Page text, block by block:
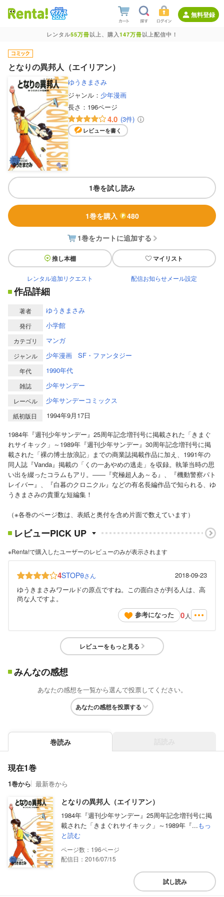
無料登録
レンタル55万冊以上、購入147万冊以上配信中！
となりの異邦人（エイリアン）
ゆうきまさみ
ジャンル： 少年漫画
長さ： 196ページ
4.0 (3件)
レビューを書く
1巻を試し読み
1巻を購入 480
1巻をカートに追加する
推し本棚 マイリスト
レンタル追加リクエスト 配信お知らせメール設定
作品詳細
著者 ゆうきまさみ
発行 小学館
カテゴリ マンガ
ジャンル 少年漫画 SF・ファンタジー
年代 1990年代
雑誌 少年サンデー
レーベル 少年サンデーコミックス
紙初版日
1994年9月17日
1984年『週刊少年サンデー』25周年記念増刊号に掲載された「きまぐ
れサイキック」～1989年『週刊少年サンデー』30周年記念増刊号に掲
載された「裸の博士放浪記」までの商業誌掲載作品に加え、1991年の
同人誌『Vanda』掲載の「くの一あやめの逃走」を収録。執筆当時の思
い出を綴ったコラムもアリ。――『究極超人あ～る』、『機動警察パト
レイバー』、『白暮のクロニクル』などの有名長編作品で知られる、ゆ
うきまさみの貴重な短編集！
（※各巻のページ数は、表紙と奥付を含め片面で数えています）
レビューPICK UP
※Renta!で購入したユーザーのレビューのみが表示されます
4STOPθさん
2018-09-23
ゆうきまさみワールドの原点ですね。この面白さが判る人は、高
尚な人ですよ。
参考になった
0 人
レビューをもっと見る
みんなの感想
あなたの感想を一覧から選んで投票してください。
あなたの感想を投票する
巻読み
現在1巻
1巻から 最新巻から
となりの異邦人（エイリアン）
1984年『週刊少年サンデー』25周年記念増刊号に掲
載された「きまぐれサイキック」～1989年『...もっ
と読む
196
配信日：2016/07/15
試し読み